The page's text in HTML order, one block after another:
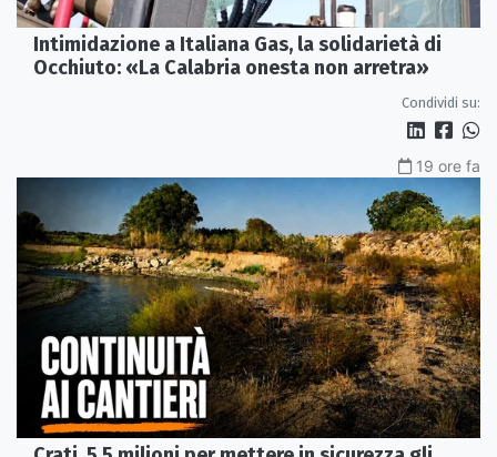
Intimidazione a Italiana Gas, la solidarietà di
Occhiuto: «La Calabria onesta non arretra»
Condividi su:
19 ore fa